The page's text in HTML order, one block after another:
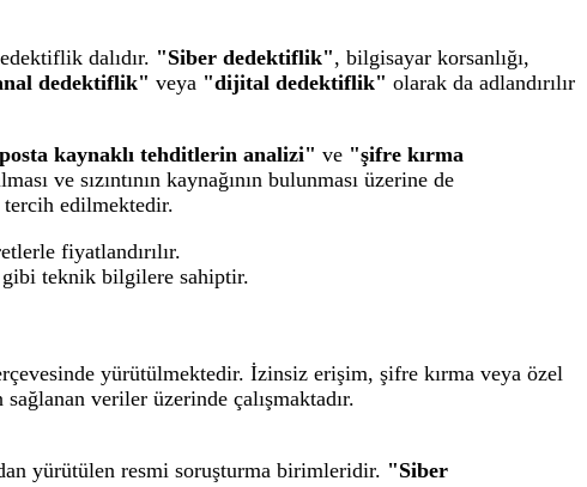
dalıdır. "Siber dedektiflik", bilgisayar korsanlığı,
dedektiflik" veya "dijital dedektiflik" olarak da adlandırılır
kaynaklı tehditlerin analizi" ve "şifre kırma
ve sızıntının kaynağının bulunması üzerine de
tercih edilmektedir.
fiyatlandırılır.
gibi teknik bilgilere sahiptir.
yürütülmektedir. İzinsiz erişim, şifre kırma veya özel
veriler üzerinde çalışmaktadır.
yürütülen resmi soruşturma birimleridir. "Siber